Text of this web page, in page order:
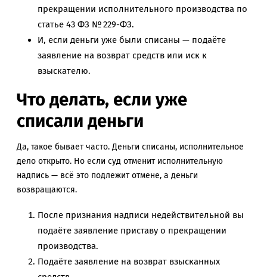
прекращении исполнительного производства по
статье 43 ФЗ № 229-ФЗ.
И, если деньги уже были списаны — подаёте
заявление на возврат средств или иск к
взыскателю.
Что делать, если уже
списали деньги
Да, такое бывает часто. Деньги списаны, исполнительное
дело открыто. Но если суд отменит исполнительную
надпись — всё это подлежит отмене, а деньги
возвращаются.
После признания надписи недействительной вы
подаёте заявление приставу о прекращении
производства.
Подаёте заявление на возврат взысканных